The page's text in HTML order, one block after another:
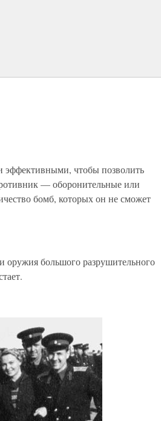
чтобы позволить
— оборонительные или
бомб, которых он не сможет
оружия большого разрушительного